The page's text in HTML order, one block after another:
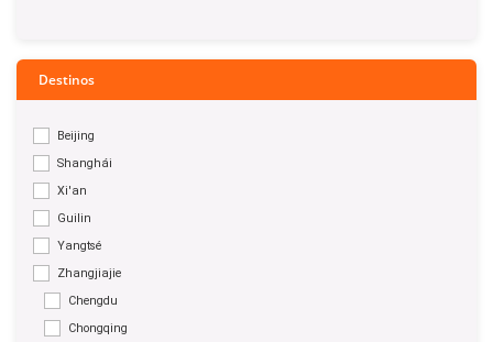
Destinos
Beijing
Shanghái
Xi'an
Guilin
Yangtsé
Zhangjiajie
Chengdu
Chongqing